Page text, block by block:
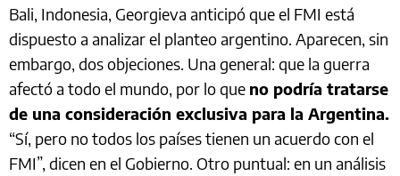
Bali, Indonesia, Georgieva anticipó que el FMI está
dispuesto a analizar el planteo argentino. Aparecen, sin
embargo, dos objeciones. Una general: que la guerra
afectó a todo el mundo, por lo que no podría tratarse
de una consideración exclusiva para la Argentina.
“Sí, pero no todos los países tienen un acuerdo con el
FMI”, dicen en el Gobierno. Otro puntual: en un análisis